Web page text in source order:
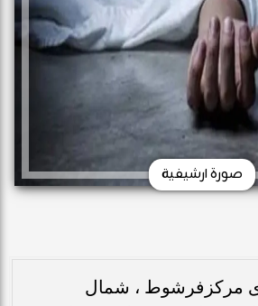
صورة ارشيفية
مركزفرشوط ، شمال